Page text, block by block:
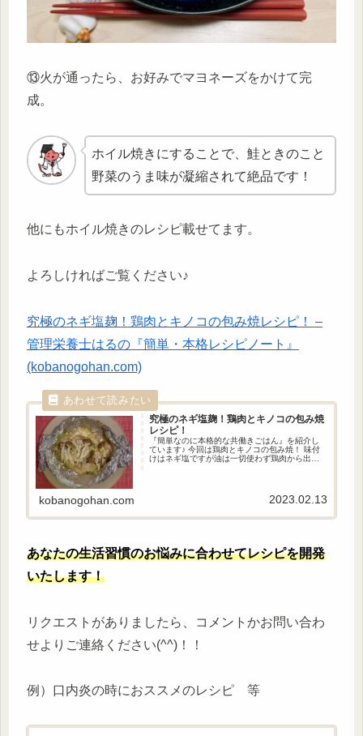
⑬火が通ったら、お好みでマヨネーズをかけて完
成。
ホイル焼きにすることで、鮭ときのこと
野菜のうま味が凝縮されて絶品です！
他にもホイル焼きのレシピ載せてます。
よろしければご覧ください♪
究極のネギ塩麹！鶏肉とキノコの包み焼レシピ！ –
管理栄養士はるの『簡単・本格レシピノート』
(kobanogohan.com)
究極のネギ塩麹！鶏肉とキノコの包み焼
レシピ！
『簡単なのに本格的な共働きごはん』を紹介し
ています♪ 今回は鶏肉とキノコの包み焼！ 味付
けはネギ塩ですが油は一切使わず鶏肉から出る
のりとした塩辛さと甘辛さが絶妙です！
kobanogohan.com 2023.02.13
あなたの生活習慣のお悩みに合わせてレシピを開発
いたします！
リクエストがありましたら、コメントかお問い合わ
せよりご連絡ください(^^)！！
例）口内炎の時におススメのレシピ 等